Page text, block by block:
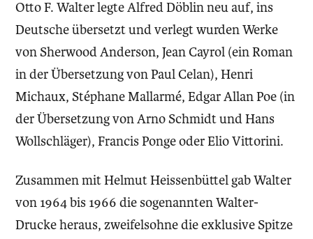
Otto F. Walter legte Alfred Döblin neu auf, ins
Deutsche übersetzt und verlegt wurden Werke
von Sherwood Anderson, Jean Cayrol (ein Roman
in der Übersetzung von Paul Celan), Henri
Michaux, Stéphane Mallarmé, Edgar Allan Poe (in
der Übersetzung von Arno Schmidt und Hans
Wollschläger), Francis Ponge oder Elio Vittorini.
Zusammen mit Helmut Heissenbüttel gab Walter
von 1964 bis 1966 die sogenannten Walter-
Drucke heraus, zweifelsohne die exklusive Spitze